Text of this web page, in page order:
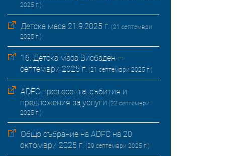
2025 г.)
Детска маса 21.9.2025 г. (21 септември
2025 г.)
16. Детска маса Висбаден —
септември 2025 г. (21 септември 2025 г.)
ADFC през есента: събития и
предложения за услуги (22 септември
2025 г.)
Общо събрание на ADFC на 20
октомври 2025 г. (29 септември 2025 г.)